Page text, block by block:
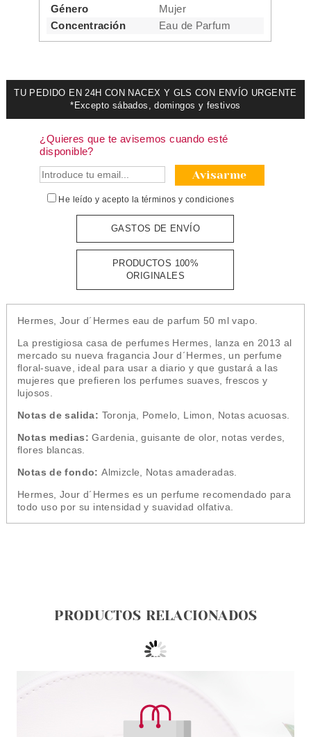
Género
Mujer
Concentración
Eau de Parfum
TU PEDIDO EN 24H CON NACEX Y GLS CON ENVÍO URGENTE
*Excepto sábados, domingos y festivos
¿Quieres que te avisemos cuando esté
disponible?
Avisarme
He leído y acepto la términos y condiciones
GASTOS DE ENVÍO
PRODUCTOS 100%
ORIGINALES
Hermes, Jour d´Hermes eau de parfum 50 ml vapo.
La prestigiosa casa de perfumes Hermes, lanza en 2013 al
mercado su nueva fragancia Jour d´Hermes, un perfume
floral-suave, ideal para usar a diario y que gustará a las
mujeres que prefieren los perfumes suaves, frescos y
lujosos.
Notas de salida: Toronja, Pomelo, Limon, Notas acuosas.
Notas medias: Gardenia, guisante de olor, notas verdes,
flores blancas.
Notas de fondo: Almizcle, Notas amaderadas.
Hermes, Jour d´Hermes es un perfume recomendado para
todo uso por su intensidad y suavidad olfativa.
PRODUCTOS RELACIONADOS